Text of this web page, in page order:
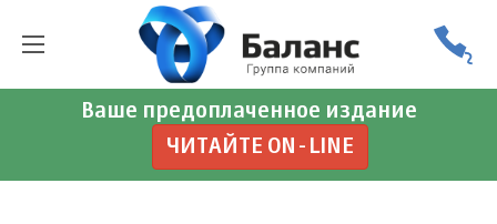
Ваше предоплаченное издание
ЧИТАЙТЕ ON-LINE